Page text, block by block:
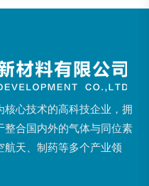
心技术的高科技企业，拥
整合国内外的气体与同位素
航天、制药等多个产业领